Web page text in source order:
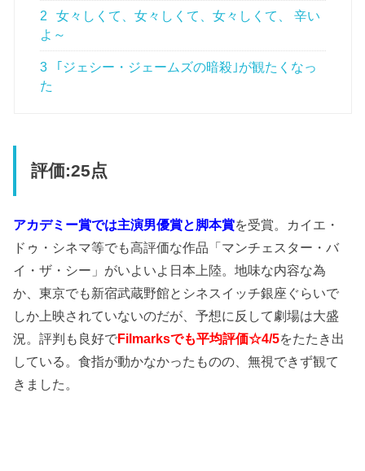
2
女々しくて、女々しくて、女々しくて、 辛い
よ～
3
｢ジェシー・ジェームズの暗殺｣が観たくなっ
た
評価:25点
アカデミー賞では主演男優賞と脚本賞を受賞。カイエ・
ドゥ・シネマ等でも高評価な作品「マンチェスター・バ
イ・ザ・シー」がいよいよ日本上陸。地味な内容な為
か、東京でも新宿武蔵野館とシネスイッチ銀座ぐらいで
しか上映されていないのだが、予想に反して劇場は大盛
況。評判も良好でFilmarksでも平均評価☆4/5をたたき出
している。食指が動かなかったものの、無視できず観て
きました。